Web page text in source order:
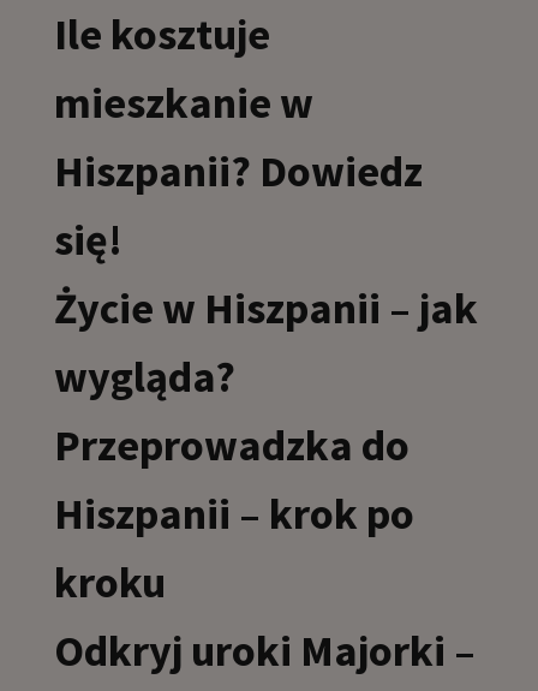
Ile kosztuje
mieszkanie w
Hiszpanii? Dowiedz
się!
Życie w Hiszpanii – jak
wygląda?
Przeprowadzka do
Hiszpanii – krok po
kroku
Odkryj uroki Majorki –